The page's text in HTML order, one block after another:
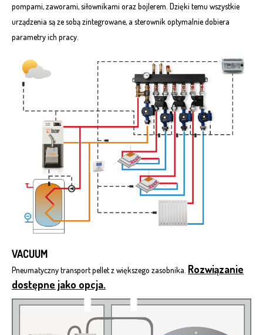
pompami, zaworami, siłownikami oraz bojlerem. Dzięki temu wszystkie
urządzenia są ze sobą zintegrowane, a sterownik optymalnie dobiera
parametry ich pracy.
VACUUM
Pneumatyczny transport pellet z większego zasobnika. Rozwiązanie
dostępne jako opcja.